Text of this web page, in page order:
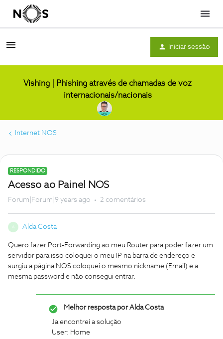
Menu
Iniciar sessão
Vishing | Phishing através de chamadas de voz
internacionais/nacionais
Internet NOS
RESPONDIDO
Acesso ao Painel NOS
Forum|Forum|9 years ago 2 comentários
A Alda Costa
Quero fazer Port-Forwarding ao meu Router para poder fazer um
servidor para isso coloquei o meu IP na barra de endereço e
surgiu a página NOS coloquei o mesmo nickname (Email) e a
mesma password e não consegui entrar.
Melhor resposta porAlda Costa
Ja encontrei a solução
User: Home